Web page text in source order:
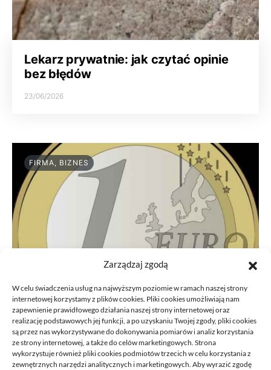
Zarządzaj zgodą
W celu świadczenia usług na najwyższym poziomie w ramach naszej strony
internetowej korzystamy z plików cookies. Pliki cookies umożliwiają nam
zapewnienie prawidłowego działania naszej strony internetowej oraz
realizację podstawowych jej funkcji, a po uzyskaniu Twojej zgody, pliki cookies
są przez nas wykorzystywane do dokonywania pomiarów i analiz korzystania
ze strony internetowej, a także do celów marketingowych. Strona
wykorzystuje również pliki cookies podmiotów trzecich w celu korzystania z
zewnętrznych narzędzi analitycznych i marketingowych. Aby wyrazić zgodę
Lekarz prywatnie: jak czytać opinie
bez błędów
23/06/2026
FIRMA, BIZNES
Przeniesienie księgowości JDG do
nowego biura: kroki